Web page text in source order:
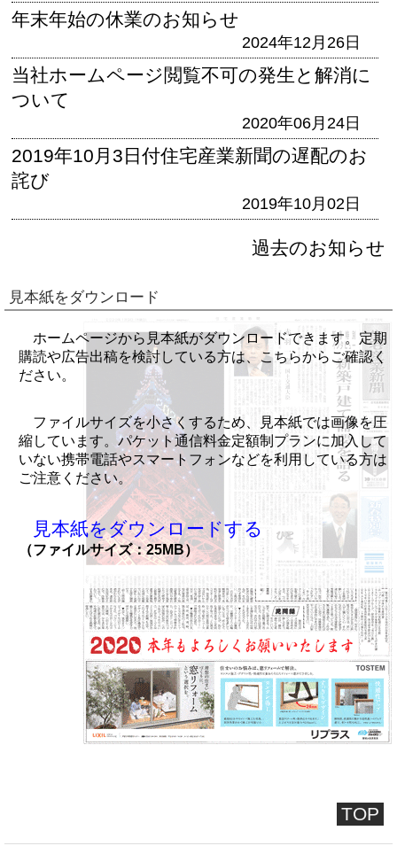
年末年始の休業のお知らせ
2024年12月26日
当社ホームページ閲覧不可の発生と解消に
ついて
2020年06月24日
2019年10月3日付住宅産業新聞の遅配のお
詫び
2019年10月02日
過去のお知らせ
見本紙をダウンロード
ホームページから見本紙がダウンロードできます。定期
購読や広告出稿を検討している方は、こちらからご確認く
ださい。
ファイルサイズを小さくするため、見本紙では画像を圧
縮しています。パケット通信料金定額制プランに加入して
いない携帯電話やスマートフォンなどを利用している方は
ご注意ください。
見本紙をダウンロードする
（ファイルサイズ：25MB）
TOP